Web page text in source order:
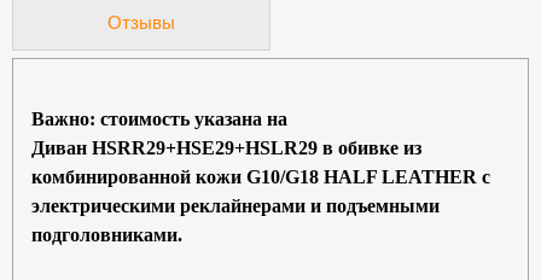
Отзывы
Важно: стоимость указана на
Диван HSRR29+HSE29+HSLR29 в обивке из
комбинированной кожи G10/G18 HALF LEATHER с
электрическими реклайнерами и подъемными
подголовниками.